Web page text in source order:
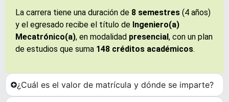
La carrera tiene una duración de 8 semestres (4 años)
y el egresado recibe el título de Ingeniero(a)
Mecatrónico(a), en modalidad presencial , con un plan
de estudios que suma 148 créditos académicos.
¿Cuál es el valor de matrícula y dónde se imparte?